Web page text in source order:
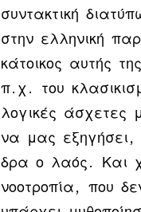
συντακτική
στην ελληνική
κάτοικος αυτής
π.χ. του
λογικές άσχετες
να μας εξηγήσει,
δρα ο λαός. Και
νοοτροπία, που